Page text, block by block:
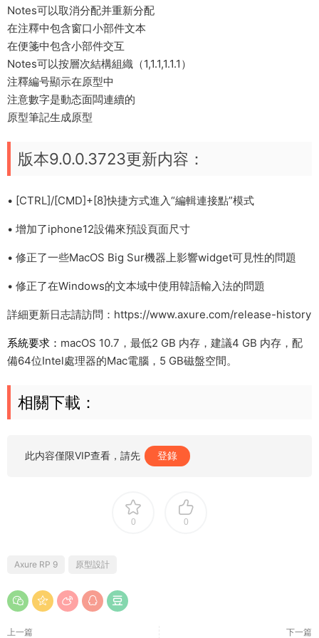
Notes可以取消分配并重新分配
在注釋中包含窗口小部件文本
在便箋中包含小部件交互
Notes可以按層次結構組織（1,1.1,1.1.1）
注釋編号顯示在原型中
注意數字是動态面闆連續的
原型筆記生成原型
版本9.0.0.3723更新内容：
• [CTRL]/[CMD]+[8]快捷方式進入“編輯連接點”模式
• 增加了iphone12設備來預設頁面尺寸
• 修正了一些MacOS Big Sur機器上影響widget可見性的問題
• 修正了在Windows的文本域中使用韓語輸入法的問題
詳細更新日志請訪問：https://www.axure.com/release-history
系統要求： macOS 10.7，最低2 GB 内存，建議4 GB 内存，配
備64位Intel處理器的Mac電腦，5 GB磁盤空間。
相關下載：
此内容僅限VIP查看，請先 登錄
0 0
Axure RP 9 原型設計
上一篇 下一篇